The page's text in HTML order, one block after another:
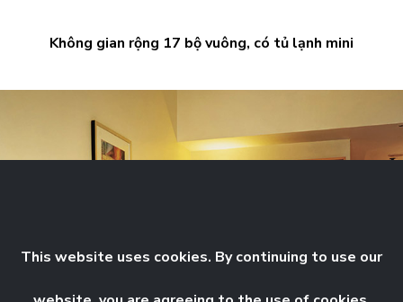
Không gian rộng 17 bộ vuông, có tủ lạnh mini
This website uses cookies. By continuing to use our